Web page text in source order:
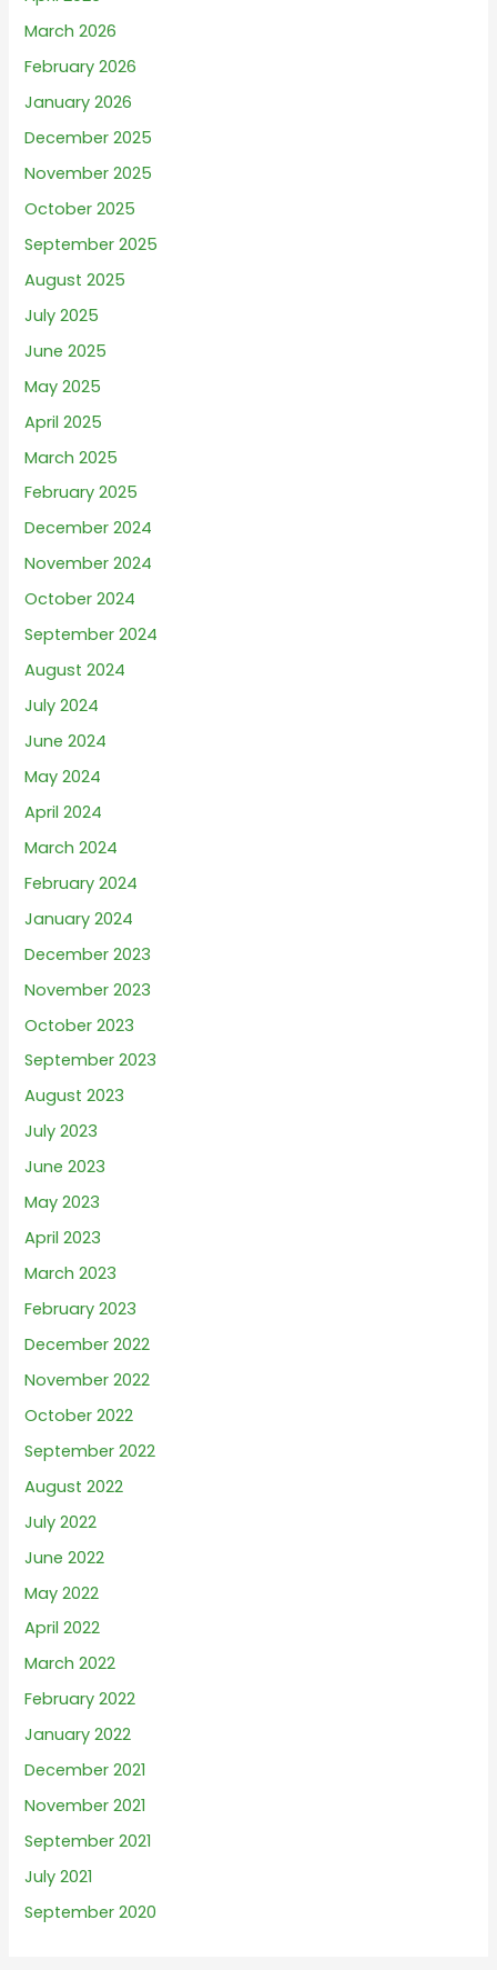
March 2026
February 2026
January 2026
December 2025
November 2025
October 2025
September 2025
August 2025
July 2025
June 2025
May 2025
April 2025
March 2025
February 2025
December 2024
November 2024
October 2024
September 2024
August 2024
July 2024
June 2024
May 2024
April 2024
March 2024
February 2024
January 2024
December 2023
November 2023
October 2023
September 2023
August 2023
July 2023
June 2023
May 2023
April 2023
March 2023
February 2023
December 2022
November 2022
October 2022
September 2022
August 2022
July 2022
June 2022
May 2022
April 2022
March 2022
February 2022
January 2022
December 2021
November 2021
September 2021
July 2021
September 2020